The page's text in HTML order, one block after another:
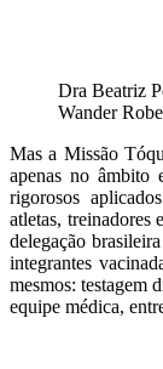
Dra Beatriz
Wander
Mas a Missão
apenas no âmbito
rigorosos
atletas, treinadores
delegação
integrantes
mesmos: testagem
equipe médica,